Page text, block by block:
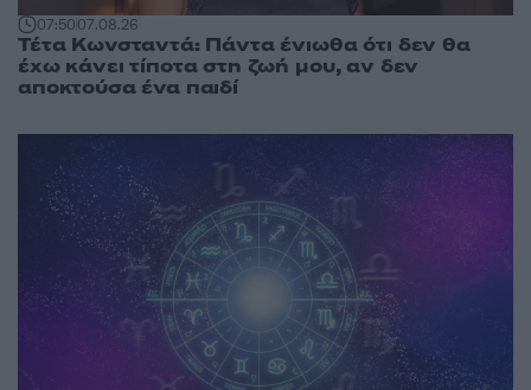
07:5007.08.26
Τέτα Κωνσταντά: Πάντα ένιωθα ότι δεν θα
έχω κάνει τίποτα στη ζωή μου, αν δεν
αποκτούσα ένα παιδί